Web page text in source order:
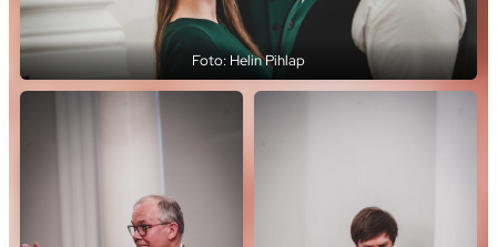
Foto: Helin Pihlap